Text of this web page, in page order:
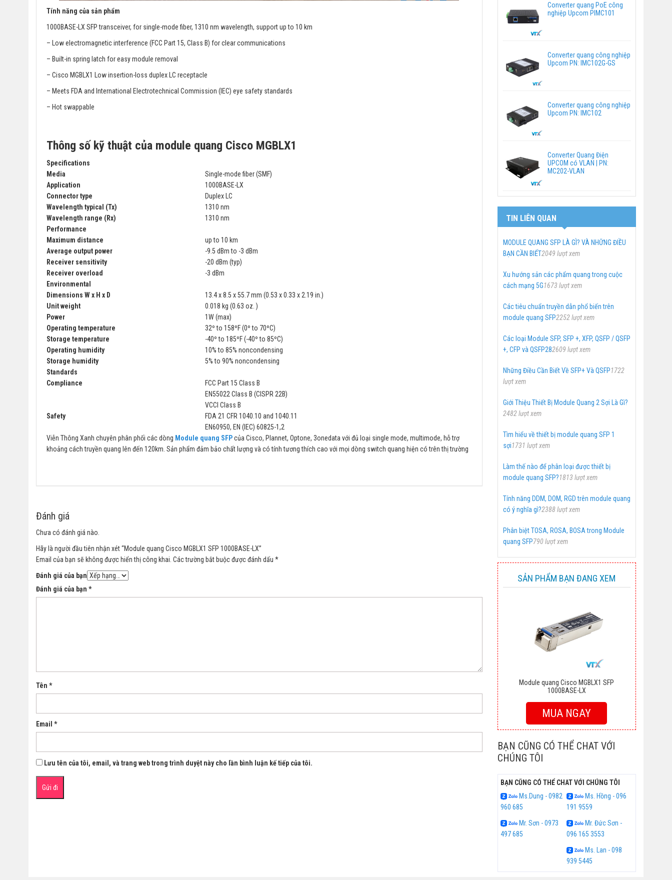
Tính năng của sản phẩm
1000BASE-LX SFP transceiver, for single-mode fiber, 1310 nm wavelength, support up to 10 km
– Low electromagnetic interference (FCC Part 15, Class B) for clear communications
– Built-in spring latch for easy module removal
– Cisco MGBLX1 Low insertion-loss duplex LC receptacle
– Meets FDA and International Electrotechnical Commission (IEC) eye safety standards
– Hot swappable
Thông số kỹ thuật của module quang Cisco MGBLX1
Specifications
Media
Single-mode fiber (SMF)
Application
1000BASE-LX
Connector type
Duplex LC
Wavelength typical (Tx)
1310 nm
Wavelength range (Rx)
1310 nm
Performance
Maximum distance
up to 10 km
Average output power
-9.5 dBm to -3 dBm
Receiver sensitivity
-20 dBm (typ)
Receiver overload
-3 dBm
Environmental
Dimensions W x H x D
13.4 x 8.5 x 55.7 mm (0.53 x 0.33 x 2.19 in.)
Unit weight
0.018 kg (0.63 oz. )
Power
1W (max)
Operating temperature
32º to 158ºF (0º to 70ºC)
Storage temperature
-40º to 185ºF (-40º to 85ºC)
Operating humidity
10% to 85% noncondensing
Storage humidity
5% to 90% noncondensing
Standards
Compliance
FCC Part 15 Class B
EN55022 Class B (CISPR 22B)
VCCI Class B
Safety
FDA 21 CFR 1040.10 and 1040.11
EN60950, EN (IEC) 60825-1,2
Viễn Thông Xanh chuyên phân phối các dòng Module quang SFPcủa Cisco, Plannet, Optone, 3onedata với đủ loại single mode, multimode, hỗ trợ
khoảng cách truyền quang lên đến 120km. Sản phẩm đảm bảo chất lượng và có tính tương thích cao với mọi dòng switch quang hiện có trên thị trường
Đánh giá
Chưa có đánh giá nào.
Hãy là người đầu tiên nhận xét “Module quang Cisco MGBLX1 SFP 1000BASE-LX”
Email của bạn sẽ không được hiển thị công khai. Các trường bắt buộc được đánh dấu *
Đánh giá của bạn
Đánh giá của bạn *
Tên *
Email *
Lưu tên của tôi, email, và trang web trong trình duyệt này cho lần bình luận kế tiếp của tôi.
Converter quang PoE công
nghiệp Upcom PIMC101
Converter quang công nghiệp
Upcom PN: IMC102G-GS
Converter quang công nghiệp
Upcom PN: IMC102
Converter Quang Điện
UPCOM có VLAN | PN:
MC202-VLAN
TIN LIÊN QUAN
MODULE QUANG SFP LÀ GÌ? VÀ NHỮNG ĐIỀU
BẠN CẦN BIẾT2049 lượt xem
Xu hướng sản các phẩm quang trong cuộc
cách mạng 5G1673 lượt xem
Các tiêu chuẩn truyền dẫn phổ biến trên
module quang SFP2252 lượt xem
Các loại Module SFP, SFP +, XFP, QSFP / QSFP
+, CFP và QSFP282609 lượt xem
Những Điều Cần Biết Về SFP+ Và QSFP1722
lượt xem
Giới Thiệu Thiết Bị Module Quang 2 Sợi Là Gì?
2482 lượt xem
Tìm hiểu về thiết bị module quang SFP 1
sợi1731 lượt xem
Làm thế nào để phân loại được thiết bị
module quang SFP?1813 lượt xem
Tính năng DDM, DOM, RGD trên module quang
có ý nghĩa gì?2388 lượt xem
Phân biệt TOSA, ROSA, BOSA trong Module
quang SFP790 lượt xem
SẢN PHẨM BẠN ĐANG XEM
Module quang Cisco MGBLX1 SFP
1000BASE-LX
MUA NGAY
BẠN CŨNG CÓ THỂ CHAT VỚI
CHÚNG TÔI
BẠN CŨNG CÓ THỂ CHAT VỚI CHÚNG TÔI
Ms.Dung - 0982
960 685
Ms. Hồng - 096
191 9559
Mr. Sơn - 0973
497 685
Mr. Đức Sơn -
096 165 3553
Ms. Lan - 098
939 5445